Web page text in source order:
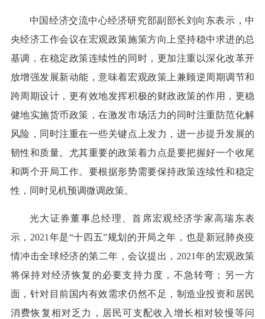
中国经济交流中心经济研究部副部长刘向东表示，中
央经济工作会议在宏观政策施策方向上坚持稳中求进的总
基调，在稳定政策连续性的同时，更加注重以深化改革开
放增强发展新动能，意味着宏观政策上兼顾逆周期调节和
跨周期设计，更有效地发挥积极的财政政策的作用，更稳
健地实施货币政策，在激发市场活力的同时注重防范化解
风险，同时注重在一些关键点上发力，进一步提升发展的
韧性和质量。尤其重要的政策着力点是要把握好一个收尾
和两个开局工作。要根据形势需要保持政策连续性和稳定
性，同时见机预调微调政策。
光大证券董事总经理、首席宏观经济学家高瑞东表
示，2021年是“十四五”规划的开局之年，也是新冠肺炎疫
情冲击全球经济的第二年，会议提出，2021年的宏观政策
将保持对经济恢复的必要支持力度，不急转弯；另一方
面，针对目前国内有效需求仍然不足，制造业投资和居民
消费恢复相对乏力，居民可支配收入增长相对较慢等问